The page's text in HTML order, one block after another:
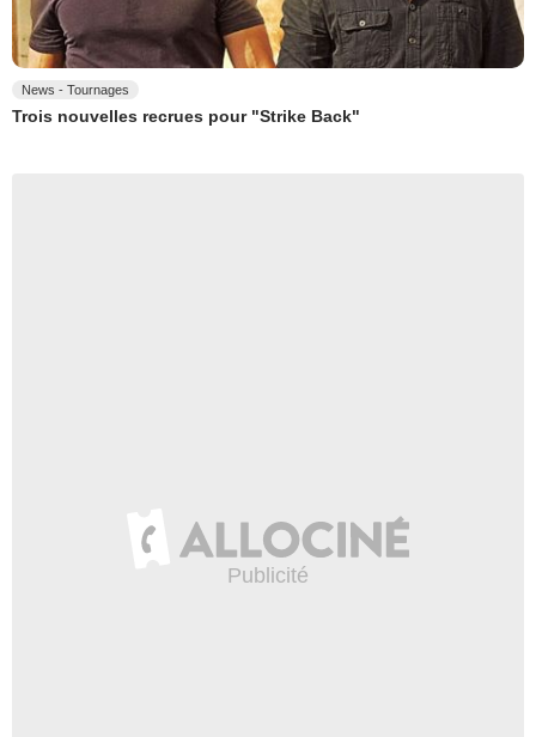
News - Tournages
Trois nouvelles recrues pour "Strike Back"